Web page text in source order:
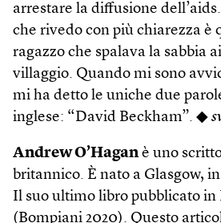
arrestare la diffusione
che rivedo con più chiarezza è
ragazzo che spalava la sabbia
villaggio. Quando mi sono
mi ha detto le uniche due
inglese: “David Beckham”. ◆
Andrew O’Haganè uno
britannico. È nato a Glasgow,
Il suo ultimo libro pubblicato in
(Bompiani 2020). Questo